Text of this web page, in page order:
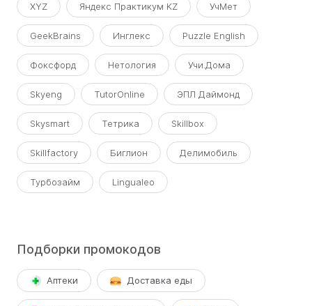
XYZ Яндекс Практикум KZ УчМет
GeekBrains Инглекс Puzzle English
Фоксфорд Нетология Учи.Дома
Skyeng TutorOnline ЭПЛ Даймонд
Skysmart Тетрика Skillbox
Skillfactory Биглион Делимобиль
Турбозайм Lingualeo
Подборки промокодов
Аптеки Доставка еды